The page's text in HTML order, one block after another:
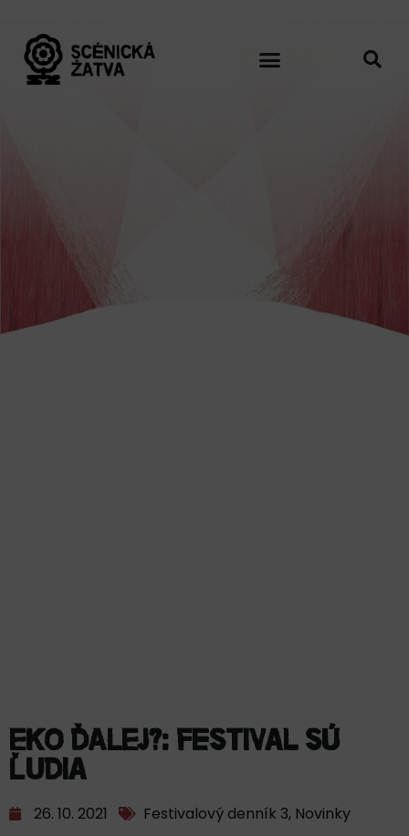
EKO ĎALEJ?: Festival sú
ľudia
26. 10. 2021 Festivalový denník 3, Novinky